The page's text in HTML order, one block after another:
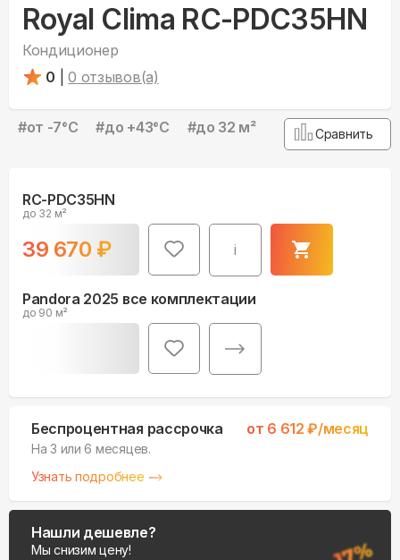
Royal Clima RC-PDC35HN
Кондиционер
0
0 отзывов(а)
#от -7°С #до +43°С #до 32 м² Сравнить
RC-PDC35HN
до 32 м²
39 670 ₽ i
Pandora 2025 все комплектации
до 90 м²
Беспроцентная рассрочка от 6 612 ₽/месяц
На 3 или 6 месяцев.
Узнать подробнее
Нашли дешевле?
Мы снизим цену!